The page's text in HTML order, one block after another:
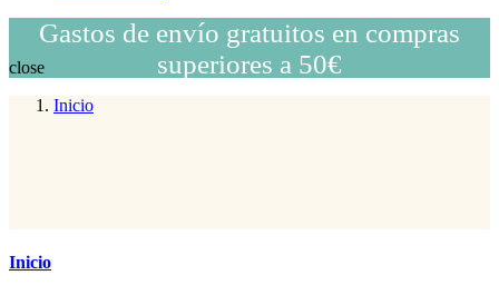
Gastos de envío gratuitos en compras
superiores a 50€
close
Inicio
Inicio